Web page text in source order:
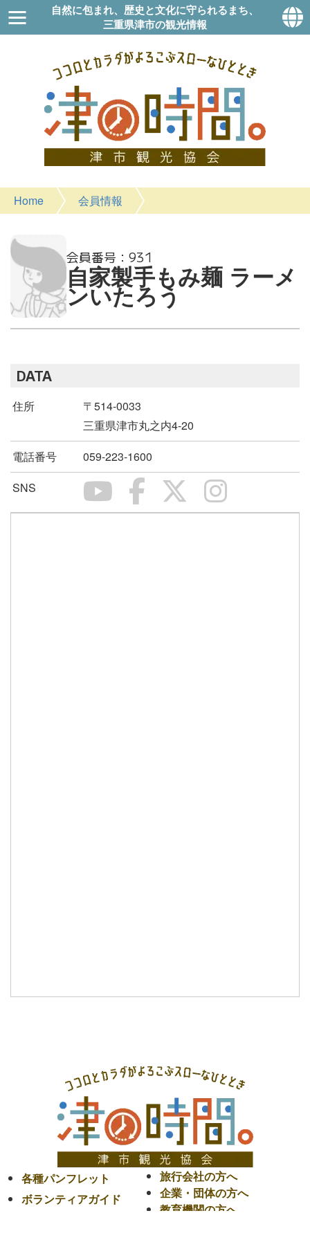
自然に包まれ、歴史と文化に守られるまち、
三重県津市の観光情報
Home 会員情報
931
自家製手もみ麺 ラーメ
ンいたろう
DATA
住所
〒514-0033
三重県津市丸之内4-20
電話番号
059-223-1600
SNS
各種パンフレット
ボランティアガイド
旅行会社の方へ
企業・団体の方へ
教育機関の方へ